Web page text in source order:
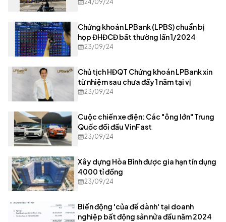
24/09/24
Chứng khoán LPBank (LPBS) chuẩn bị
họp ĐHĐCĐ bất thường lần 1/2024
23/09/24
Chủ tịch HĐQT Chứng khoán LPBank xin
từ nhiệm sau chưa đầy 1 năm tại vị
23/09/24
Cuộc chiến xe điện: Các "ông lớn" Trung
Quốc đối đầu VinFast
23/09/24
Xây dựng Hòa Bình được gia hạn tín dụng
4000 tỉ đồng
23/09/24
Biến động 'của để dành' tại doanh
nghiệp bất động sản nửa đầu năm 2024